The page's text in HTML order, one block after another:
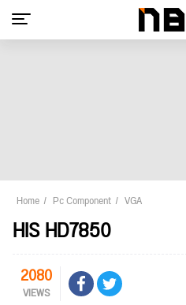
Home Pc Component VGA
HIS HD7850
2080
VIEWS